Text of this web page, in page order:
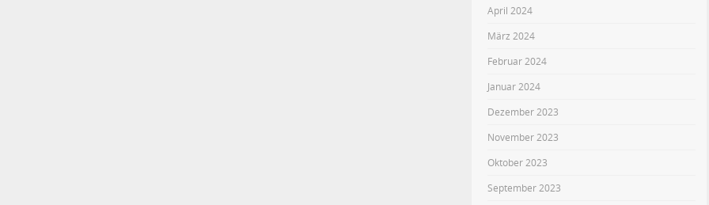
April 2024
März 2024
Februar 2024
Januar 2024
Dezember 2023
November 2023
Oktober 2023
September 2023